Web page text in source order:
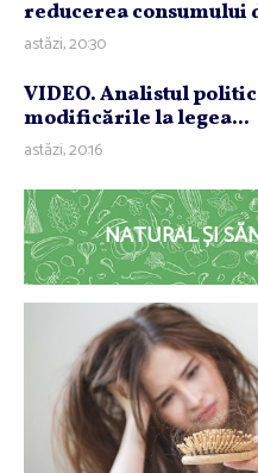
reducerea consumului
astăzi, 20:30
VIDEO. Analistul
modificările la legea...
astăzi, 20:16
NATURAL ȘI